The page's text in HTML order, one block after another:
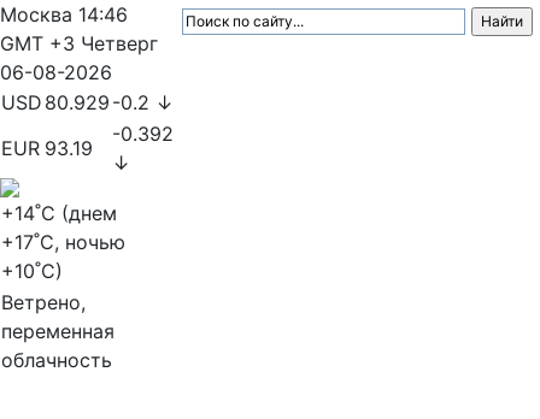
Москва 14:46
GMT +3 Четверг
06-08-2026
USD 80.929 -0.2 ↓
EUR 93.19
-0.392
↓
+14˚C (днем
+17˚C, ночью
+10˚C)
Ветрено,
переменная
облачность